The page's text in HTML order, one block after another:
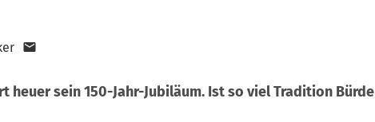
heuer sein 150-Jahr-Jubiläum. Ist so viel Tradition Bürde